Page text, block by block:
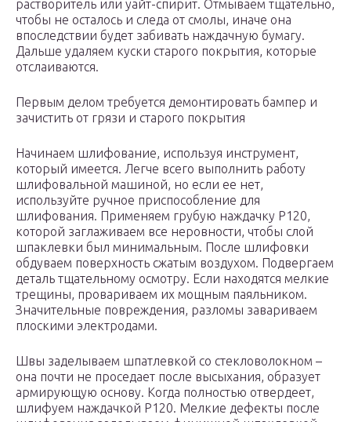
растворитель или уайт-спирит. Отмываем тщательно,
чтобы не осталось и следа от смолы, иначе она
впоследствии будет забивать наждачную бумагу.
Дальше удаляем куски старого покрытия, которые
отслаиваются.
Первым делом требуется демонтировать бампер и
зачистить от грязи и старого покрытия
Начинаем шлифование, используя инструмент,
который имеется. Легче всего выполнить работу
шлифовальной машиной, но если ее нет,
используйте ручное приспособление для
шлифования. Применяем грубую наждачку Р120,
которой заглаживаем все неровности, чтобы слой
шпаклевки был минимальным. После шлифовки
обдуваем поверхность сжатым воздухом. Подвергаем
деталь тщательному осмотру. Если находятся мелкие
трещины, провариваем их мощным паяльником.
Значительные повреждения, разломы завариваем
плоскими электродами.
Швы заделываем шпатлевкой со стекловолокном –
она почти не проседает после высыхания, образует
армирующую основу. Когда полностью отвердеет,
шлифуем наждачкой Р120. Мелкие дефекты после